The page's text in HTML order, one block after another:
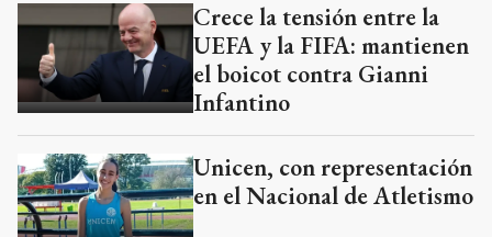
Crece la tensión entre la
UEFA y la FIFA: mantienen
el boicot contra Gianni
Infantino
Unicen, con representación
en el Nacional de Atletismo